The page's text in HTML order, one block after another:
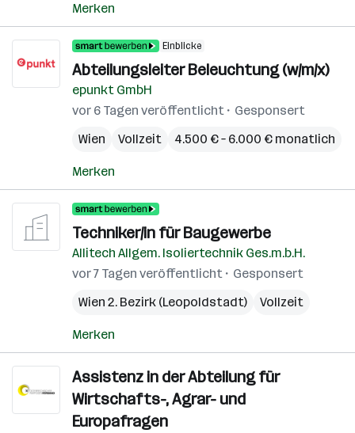
Merken
Einblicke
Abteilungsleiter Beleuchtung (w/m/x)
epunkt GmbH
vor 6 Tagen veröffentlicht
Gesponsert
Wien
Vollzeit 4.500 € – 6.000 € monatlich
Merken
Techniker/in für Baugewerbe
Allitech Allgem. Isoliertechnik Ges.m.b.H.
vor 7 Tagen veröffentlicht
Gesponsert
Wien 2. Bezirk (Leopoldstadt)
Vollzeit
Merken
Assistenz in der Abteilung für
Wirtschafts-, Agrar- und
Europafragen